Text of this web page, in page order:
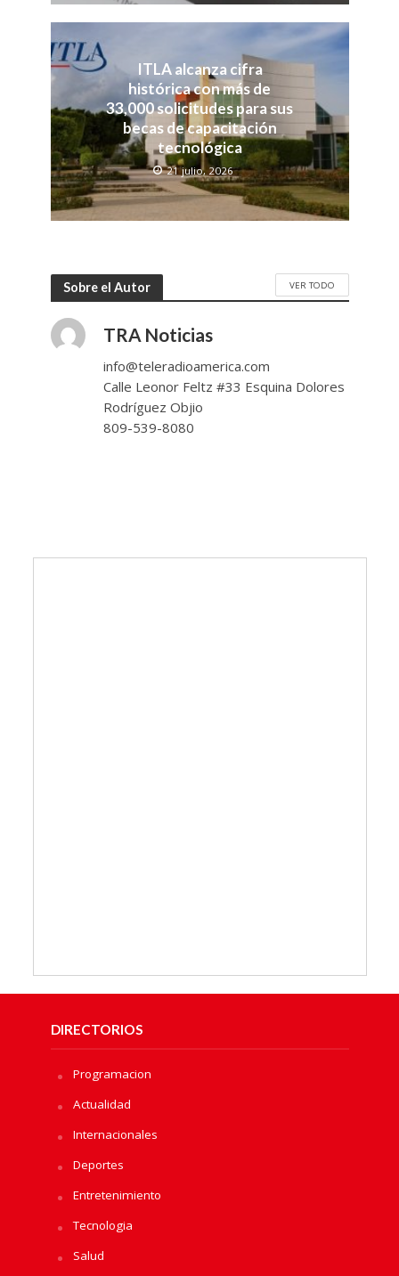
ITLA alcanza cifra
histórica con más de
33,000 solicitudes para sus
becas de capacitación
tecnológica
21 julio, 2026
Sobre el Autor VER TODO
TRA Noticias
info@teleradioamerica.com
Calle Leonor Feltz #33 Esquina Dolores
Rodríguez Objio
809-539-8080
DIRECTORIOS
Programacion
Actualidad
Internacionales
Deportes
Entretenimiento
Tecnologia
Salud